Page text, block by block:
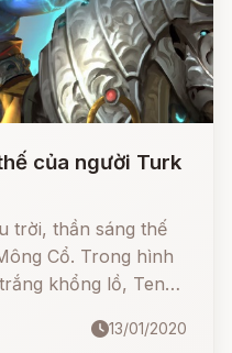
của người Turk
trời, thần sáng thế
Cổ. Trong hình
khổng lồ, Tengri
13/01/2020